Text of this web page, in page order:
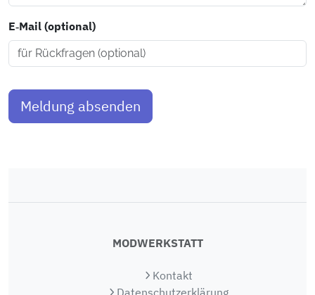
E‑Mail (optional)
Meldung absenden
MODWERKSTATT
Kontakt